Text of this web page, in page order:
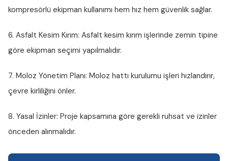
kompresörlü ekipman kullanımı hem hız hem güvenlik sağlar.
6. Asfalt Kesim Kırım: Asfalt kesim kırım işlerinde zemin tipine
göre ekipman seçimi yapılmalıdır.
7. Moloz Yönetim Planı: Moloz hattı kurulumu işleri hızlandırır,
çevre kirliliğini önler.
8. Yasal İzinler: Proje kapsamına göre gerekli ruhsat ve izinler
önceden alınmalıdır.